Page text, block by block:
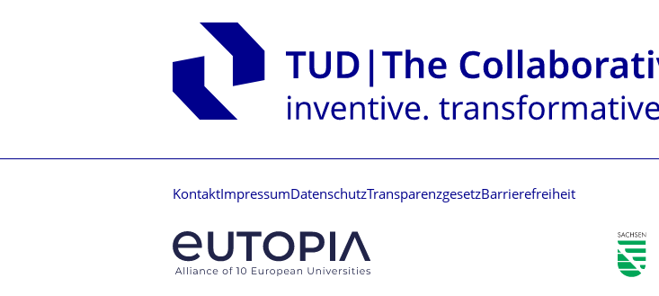
Kontakt Impressum DatenschutzTransparenzgesetzBarrierefreiheit